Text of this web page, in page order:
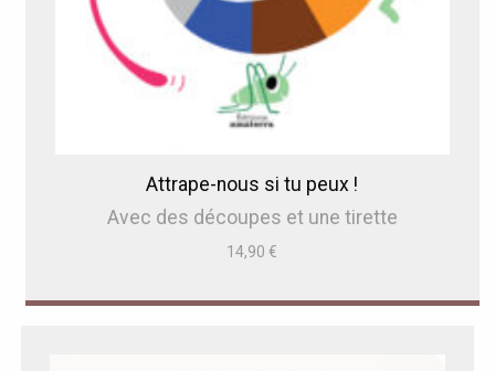
Attrape-nous si tu peux !
Avec des découpes et une tirette
14,90€